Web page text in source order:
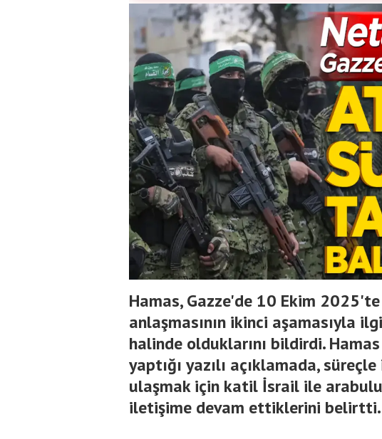
Hamas, Gazze'de 10 Ekim
anlaşmasının ikinci aşamasıyla
halinde olduklarını bildirdi. Hamas
yaptığı yazılı açıklamada,
ulaşmak için katil İsrail ile
iletişime devam ettiklerini belirtti.